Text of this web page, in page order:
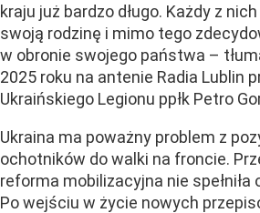
kraju już bardzo długo. Każdy z
swoją rodzinę i mimo tego
w obronie swojego państwa –
2025 roku na antenie Radia Lublin
Ukraińskiego Legionu ppłk Petro
Ukraina ma poważny problem z
ochotników do walki na froncie.
reforma mobilizacyjna nie spełniła
Po wejściu w życie nowych